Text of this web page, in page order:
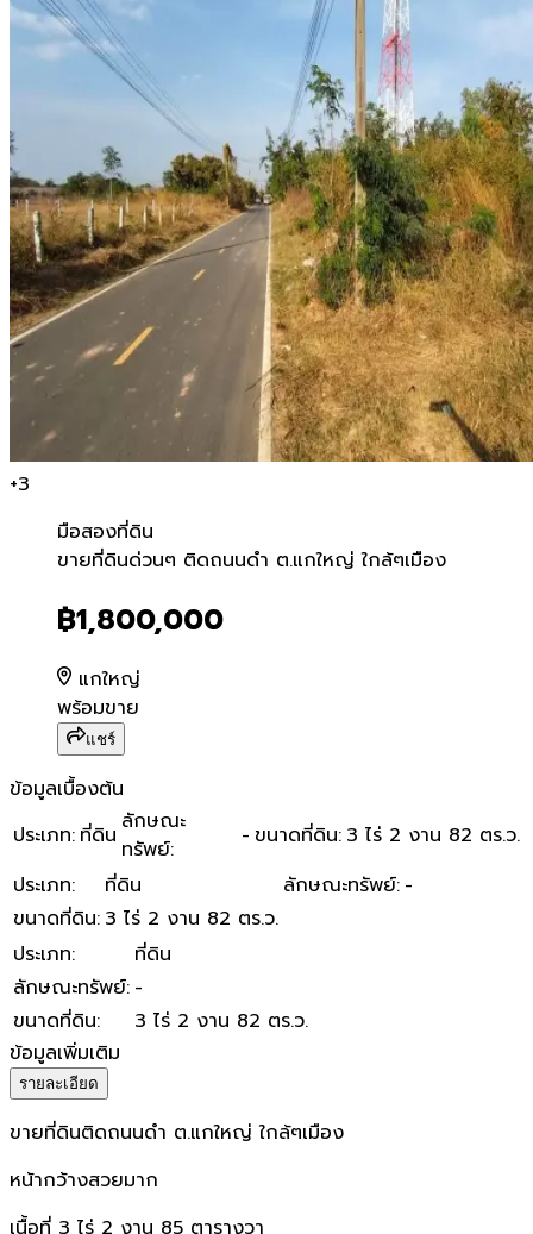
+3
มือสองที่ดิน
ขายที่ดินด่วนๆ ติดถนนดำ ต.
ขายที่ดินด่วนๆ ติดถนนดำ ต.แกใหญ่ ใกล้ๆเมือง
฿1,800,000
แกใหญ่
พร้อมขาย
แชร์
ข้อมูลเบื้องต้น
ประเภท: ที่ดิน ลักษณะ
ทรัพย์: - ขนาดที่ดิน: 3 ไร่ 2 งาน 82 ตร.ว.
ประเภท: ที่ดิน ลักษณะทรัพย์: -
ขนาดที่ดิน: 3 ไร่ 2 งาน 82 ตร.ว.
ประเภท:
ที่ดิน
ลักษณะทรัพย์: -
ขนาดที่ดิน:
3 ไร่ 2 งาน 82 ตร.ว.
ข้อมูลเพิ่มเติม
รายละเอียด
ขายที่ดินติดถนนดำ ต.แกใหญ่ ใกล้ๆเมือง
หน้ากว้างสวยมาก
เนื้อที่ 3 ไร่ 2 งาน 85 ตารางวา